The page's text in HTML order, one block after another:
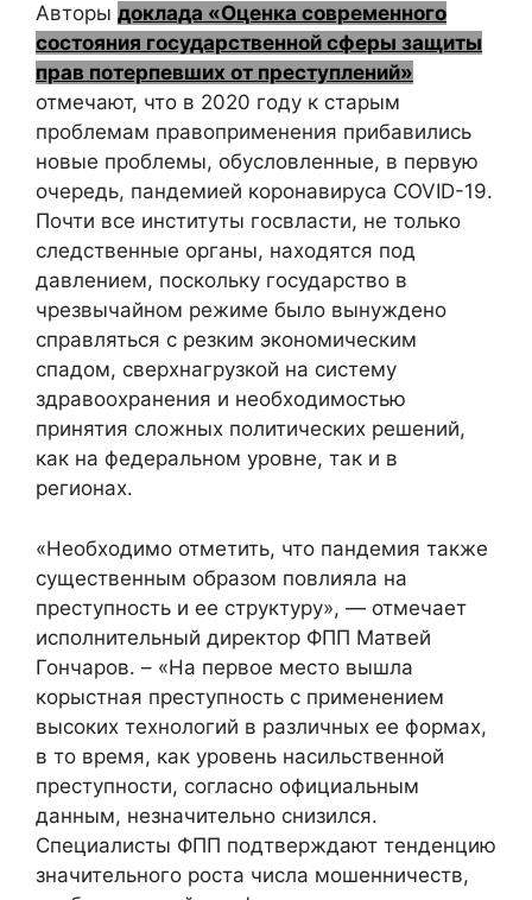
Авторы доклада «Оценка современного
состояния государственной сферы защиты
прав потерпевших от преступлений»
отмечают, что в 2020 году к старым
проблемам правоприменения прибавились
новые проблемы, обусловленные, в первую
очередь, пандемией коронавируса COVID-19.
Почти все институты госвласти, не только
следственные органы, находятся под
давлением, поскольку государство в
чрезвычайном режиме было вынуждено
справляться с резким экономическим
спадом, сверхнагрузкой на систему
здравоохранения и необходимостью
принятия сложных политических решений,
как на федеральном уровне, так и в
регионах.
«Необходимо отметить, что пандемия также
существенным образом повлияла на
преступность и ее структуру», — отмечает
исполнительный директор ФПП Матвей
Гончаров. – «На первое место вышла
корыстная преступность с применением
высоких технологий в различных ее формах,
в то время, как уровень насильственной
преступности, согласно официальным
данным, незначительно снизился.
Специалисты ФПП подтверждают тенденцию
значительного роста числа мошенничеств,